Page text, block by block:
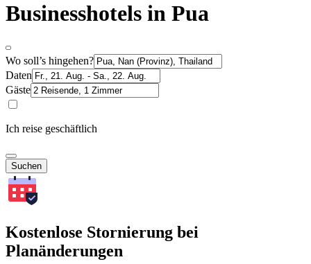
Businesshotels in Pua
Wo soll’s hingehen?
Daten
Gäste
Ich reise geschäftlich
Suchen
Kostenlose Stornierung bei
Planänderungen